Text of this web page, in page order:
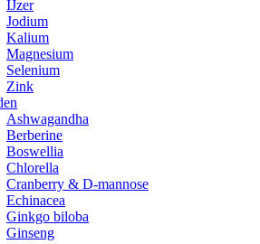
IJzer
Jodium
Kalium
Magnesium
Selenium
Zink
Ashwagandha
Berberine
Boswellia
Chlorella
Cranberry & D-mannose
Echinacea
Ginkgo biloba
Ginseng